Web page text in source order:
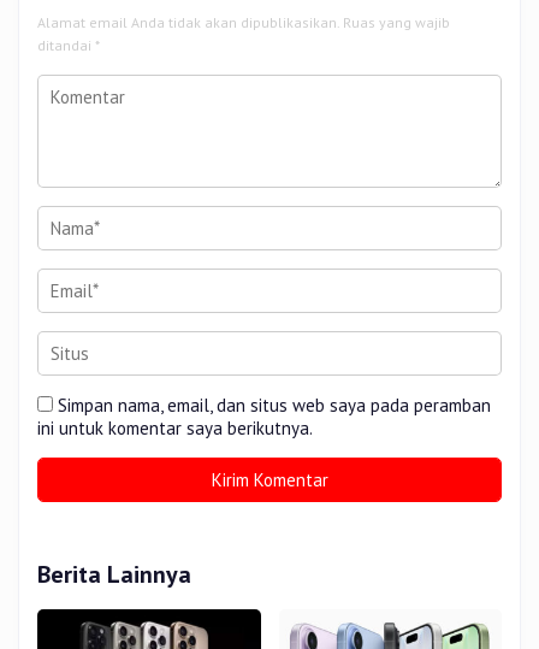
Alamat email Anda tidak akan dipublikasikan. Ruas yang wajib
ditandai *
Simpan nama, email, dan situs web saya pada peramban
ini untuk komentar saya berikutnya.
Berita Lainnya